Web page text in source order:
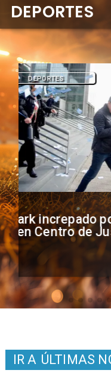
Vozinha
Colo como
DEPORTES
DEPORTES
IR A ÚLTIMAS